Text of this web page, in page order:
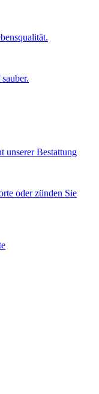
unserer Bestattung
oder zünden Sie